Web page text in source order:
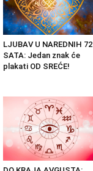
LJUBAV U NAREDNIH 72
SATA: Jedan znak će
plakati OD SREĆE!